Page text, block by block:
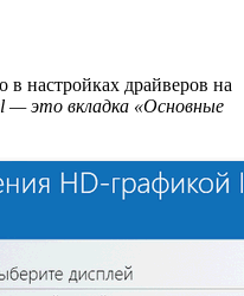
настройках драйверов на
— это вкладка «Основные